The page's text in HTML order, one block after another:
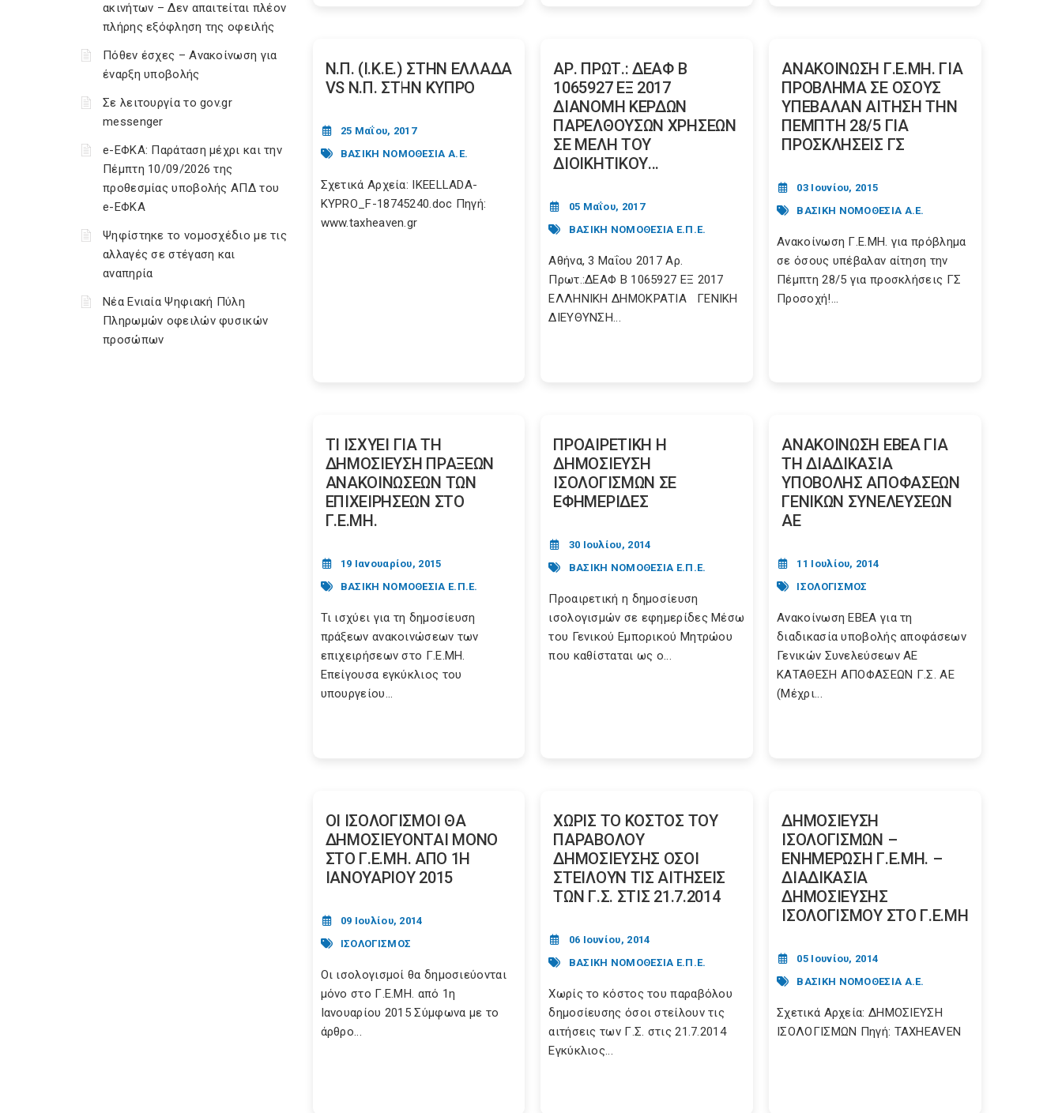
ακινήτων – Δεν απαιτείται πλέον
πλήρης εξόφληση της οφειλής
Πόθεν έσχες – Ανακοίνωση για
έναρξη υποβολής
Σε λειτουργία το gov.gr
messenger
e-ΕΦΚΑ: Παράταση μέχρι και την
Πέμπτη 10/09/2026 της
προθεσμίας υποβολής ΑΠΔ του
e-ΕΦΚΑ
Ψηφίστηκε το νομοσχέδιο με τις
αλλαγές σε στέγαση και
αναπηρία
Νέα Ενιαία Ψηφιακή Πύλη
Πληρωμών οφειλών φυσικών
προσώπων
Ν.Π. (Ι.Κ.Ε.) ΣΤΗΝ ΕΛΛΑΔΑ
VS Ν.Π. ΣΤΗΝ ΚΥΠΡΟ
25 Μαΐου, 2017
ΒΑΣΙΚΗ ΝΟΜΟΘΕΣΙΑ Α.Ε.
Σχετικά Αρχεία: IKEELLADA-
KYPRO_F-18745240.doc Πηγή:
www.taxheaven.gr
ΑΡ. ΠΡΩΤ.: ΔΕΑΦ Β
1065927 ΕΞ 2017
ΔΙΑΝΟΜΗ ΚΕΡΔΩΝ
ΠΑΡΕΛΘΟΥΣΩΝ ΧΡΗΣΕΩΝ
ΣΕ ΜΕΛΗ ΤΟΥ
ΔΙΟΙΚΗΤΙΚΟΥ...
05 Μαΐου, 2017
ΒΑΣΙΚΗ ΝΟΜΟΘΕΣΙΑ Ε.Π.Ε.
Αθήνα, 3 Μαΐου 2017 Αρ.
Πρωτ.:ΔΕΑΦ Β 1065927 ΕΞ 2017
ΕΛΛΗΝΙΚΗ ΔΗΜΟΚΡΑΤΙΑ ΓΕΝΙΚΗ
ΔΙΕΥΘΥΝΣΗ...
ΑΝΑΚΟΙΝΩΣΗ Γ.Ε.ΜΗ. ΓΙΑ
ΠΡΟΒΛΗΜΑ ΣΕ ΟΣΟΥΣ
ΥΠΕΒΑΛΑΝ ΑΙΤΗΣΗ ΤΗΝ
ΠΕΜΠΤΗ 28/5 ΓΙΑ
ΠΡΟΣΚΛΗΣΕΙΣ ΓΣ
03 Ιουνίου, 2015
ΒΑΣΙΚΗ ΝΟΜΟΘΕΣΙΑ Α.Ε.
Ανακοίνωση Γ.Ε.ΜΗ. για πρόβλημα
σε όσους υπέβαλαν αίτηση την
Πέμπτη 28/5 για προσκλήσεις ΓΣ
Προσοχή!...
ΤΙ ΙΣΧΥΕΙ ΓΙΑ ΤΗ
ΔΗΜΟΣΙΕΥΣΗ ΠΡΑΞΕΩΝ
ΑΝΑΚΟΙΝΩΣΕΩΝ ΤΩΝ
ΕΠΙΧΕΙΡΗΣΕΩΝ ΣΤΟ
Γ.Ε.ΜΗ.
19 Ιανουαρίου, 2015
ΒΑΣΙΚΗ ΝΟΜΟΘΕΣΙΑ Ε.Π.Ε.
Τι ισχύει για τη δημοσίευση
πράξεων ανακοινώσεων των
επιχειρήσεων στο Γ.Ε.ΜΗ.
Επείγουσα εγκύκλιος του
υπουργείου...
ΠΡΟΑΙΡΕΤΙΚΗ Η
ΔΗΜΟΣΙΕΥΣΗ
ΙΣΟΛΟΓΙΣΜΩΝ ΣΕ
ΕΦΗΜΕΡΙΔΕΣ
30 Ιουλίου, 2014
ΒΑΣΙΚΗ ΝΟΜΟΘΕΣΙΑ Ε.Π.Ε.
Προαιρετική η δημοσίευση
ισολογισμών σε εφημερίδες Μέσω
του Γενικού Εμπορικού Μητρώου
που καθίσταται ως ο...
ΑΝΑΚΟΙΝΩΣΗ ΕΒΕΑ ΓΙΑ
ΤΗ ΔΙΑΔΙΚΑΣΙΑ
ΥΠΟΒΟΛΗΣ ΑΠΟΦΑΣΕΩΝ
ΓΕΝΙΚΩΝ ΣΥΝΕΛΕΥΣΕΩΝ
ΑΕ
11 Ιουλίου, 2014
ΙΣΟΛΟΓΙΣΜΟΣ
Ανακοίνωση ΕΒΕΑ για τη
διαδικασία υποβολής αποφάσεων
Γενικών Συνελεύσεων ΑΕ
ΚΑΤΑΘΕΣΗ ΑΠΟΦΑΣΕΩΝ Γ.Σ. ΑΕ
(Μέχρι...
ΟΙ ΙΣΟΛΟΓΙΣΜΟΙ ΘΑ
ΔΗΜΟΣΙΕΥΟΝΤΑΙ ΜΟΝΟ
ΣΤΟ Γ.Ε.ΜΗ. ΑΠΟ 1Η
ΙΑΝΟΥΑΡΙΟΥ 2015
09 Ιουλίου, 2014
ΙΣΟΛΟΓΙΣΜΟΣ
Οι ισολογισμοί θα δημοσιεύονται
μόνο στο Γ.Ε.ΜΗ. από 1η
Ιανουαρίου 2015 Σύμφωνα με το
άρθρο...
ΧΩΡΙΣ ΤΟ ΚΟΣΤΟΣ ΤΟΥ
ΠΑΡΑΒΟΛΟΥ
ΔΗΜΟΣΙΕΥΣΗΣ ΟΣΟΙ
ΣΤΕΙΛΟΥΝ ΤΙΣ ΑΙΤΗΣΕΙΣ
ΤΩΝ Γ.Σ. ΣΤΙΣ 21.7.2014
06 Ιουνίου, 2014
ΒΑΣΙΚΗ ΝΟΜΟΘΕΣΙΑ Ε.Π.Ε.
Χωρίς το κόστος του παραβόλου
δημοσίευσης όσοι στείλουν τις
αιτήσεις των Γ.Σ. στις 21.7.2014
Εγκύκλιος...
ΔΗΜΟΣΙΕΥΣΗ
ΙΣΟΛΟΓΙΣΜΩΝ –
ΕΝΗΜΕΡΩΣΗ Γ.Ε.ΜΗ. –
ΔΙΑΔΙΚΑΣΙΑ
ΔΗΜΟΣΙΕΥΣΗΣ
ΙΣΟΛΟΓΙΣΜΟΥ ΣΤΟ Γ.Ε.ΜΗ
05 Ιουνίου, 2014
ΒΑΣΙΚΗ ΝΟΜΟΘΕΣΙΑ Α.Ε.
Σχετικά Αρχεία: ΔΗΜΟΣΙΕΥΣΗ
ΙΣΟΛΟΓΙΣΜΩΝ Πηγή: TAXHEAVEN